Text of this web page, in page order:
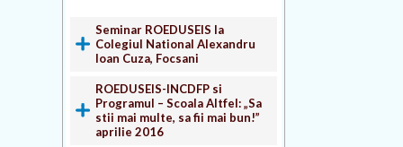
Seminar ROEDUSEIS la
Colegiul National Alexandru
Ioan Cuza, Focsani
ROEDUSEIS-INCDFP si
Programul – Scoala Altfel: „Sa
stii mai multe, sa fii mai bun!”
aprilie 2016